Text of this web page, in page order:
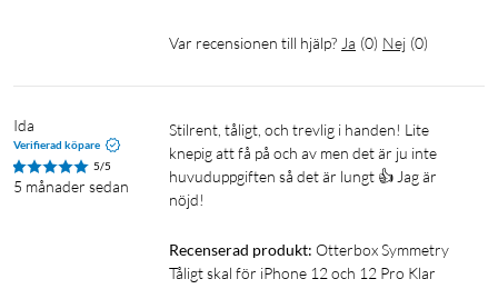
Var recensionen till hjälp? Ja (0) Nej (0)
Ida
Verifierad köpare
5/5
5 månader sedan
Stilrent, tåligt, och trevlig i handen! Lite
knepig att få på och av men det är ju inte
huvuduppgiften så det är lungt 👍 Jag är
nöjd!
Recenserad produkt: Otterbox Symmetry
Tåligt skal för iPhone 12 och 12 Pro Klar